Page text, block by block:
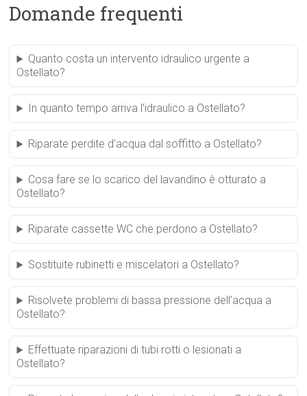
Domande frequenti
Quanto costa un intervento idraulico urgente a
Ostellato?
In quanto tempo arriva l’idraulico a Ostellato?
Riparate perdite d’acqua dal soffitto a Ostellato?
Cosa fare se lo scarico del lavandino è otturato a
Ostellato?
Riparate cassette WC che perdono a Ostellato?
Sostituite rubinetti e miscelatori a Ostellato?
Risolvete problemi di bassa pressione dell’acqua a
Ostellato?
Effettuate riparazioni di tubi rotti o lesionati a
Ostellato?